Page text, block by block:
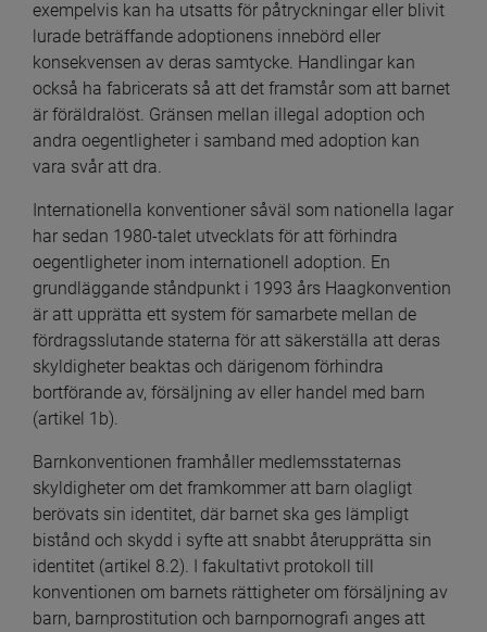
exempelvis kan ha utsatts för påtryckningar eller blivit
lurade beträffande adoptionens innebörd eller
konsekvensen av deras samtycke. Handlingar kan
också ha fabricerats så att det framstår som att barnet
är föräldralöst. Gränsen mellan illegal adoption och
andra oegentligheter i samband med adoption kan
vara svår att dra.
Internationella konventioner såväl som nationella lagar
har sedan 1980-talet utvecklats för att förhindra
oegentligheter inom internationell adoption. En
grundläggande ståndpunkt i 1993 års Haagkonvention
är att upprätta ett system för samarbete mellan de
fördragsslutande staterna för att säkerställa att deras
skyldigheter beaktas och därigenom förhindra
bortförande av, försäljning av eller handel med barn
(artikel 1b).
Barnkonventionen framhåller medlemsstaternas
skyldigheter om det framkommer att barn olagligt
berövats sin identitet, där barnet ska ges lämpligt
bistånd och skydd i syfte att snabbt återupprätta sin
identitet (artikel 8.2). I fakultativt protokoll till
konventionen om barnets rättigheter om försäljning av
barn, barnprostitution och barnpornografi anges att